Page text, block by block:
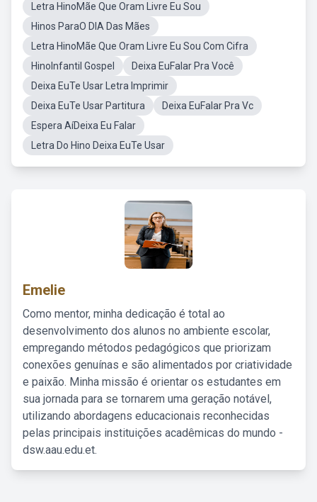
Letra HinoMãe Que Oram Livre Eu Sou
Hinos ParaO DIA Das Mães
Letra HinoMãe Que Oram Livre Eu Sou Com Cifra
HinoInfantil Gospel
Deixa EuFalar Pra Você
Deixa EuTe Usar Letra Imprimir
Deixa EuTe Usar Partitura
Deixa EuFalar Pra Vc
Espera AíDeixa Eu Falar
Letra Do Hino Deixa EuTe Usar
Emelie
Como mentor, minha dedicação é total ao
desenvolvimento dos alunos no ambiente escolar,
empregando métodos pedagógicos que priorizam
conexões genuínas e são alimentados por criatividade
e paixão. Minha missão é orientar os estudantes em
sua jornada para se tornarem uma geração notável,
utilizando abordagens educacionais reconhecidas
pelas principais instituições acadêmicas do mundo -
dsw.aau.edu.et.